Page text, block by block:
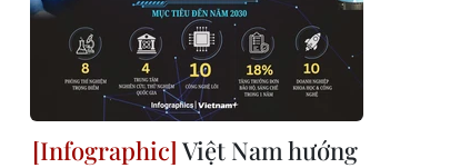
Việt Nam hướng